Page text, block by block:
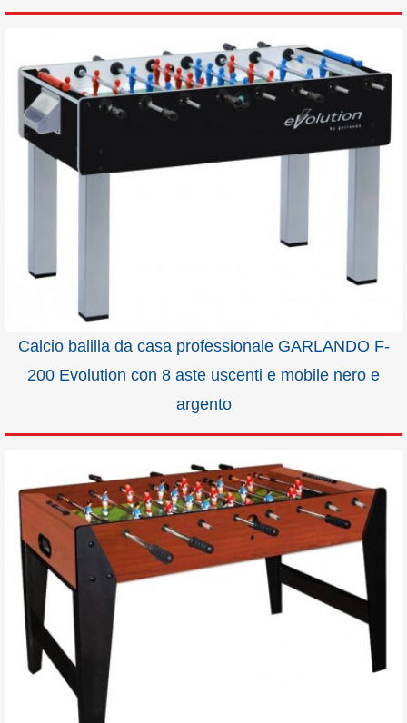
Calcio balilla da casa professionale GARLANDO F-
200 Evolution con 8 aste uscenti e mobile nero e
argento